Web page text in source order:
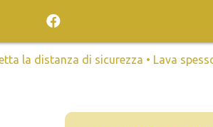
la distanza di sicurezza • Lava